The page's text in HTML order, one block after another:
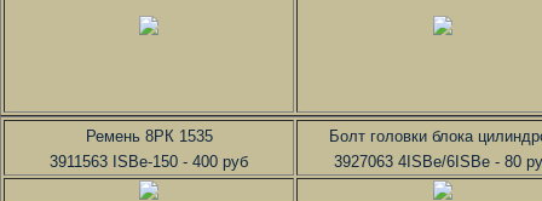
Ремень 8РК 1535
3911563 ISBe-150 - 400 руб
Болт головки блока
3927063 4ISBe/6ISBe - 80